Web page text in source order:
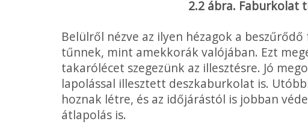
2.2 ábra. Faburkolat
Belülről nézve az ilyen hézagok a
tűnnek, mint amekkorák valójában. Ezt
takarólécet szegezünk az illesztésre. Jó
lapolással illesztett deszkaburkolat is.
hoznak létre, és az időjárástól is jobban
átlapolás is.